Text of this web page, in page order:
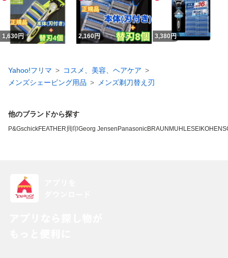
1,630円 2,160円 3,380 円
Yahoo!フリマ
コスメ、美容、ヘアケア
メンズシェービング用品
メンズ剃刀替え刃
他のブランドから探す
P&GschickFEATHER 貝印Georg Jensen PanasonicBRAUN MUHLESEIKO